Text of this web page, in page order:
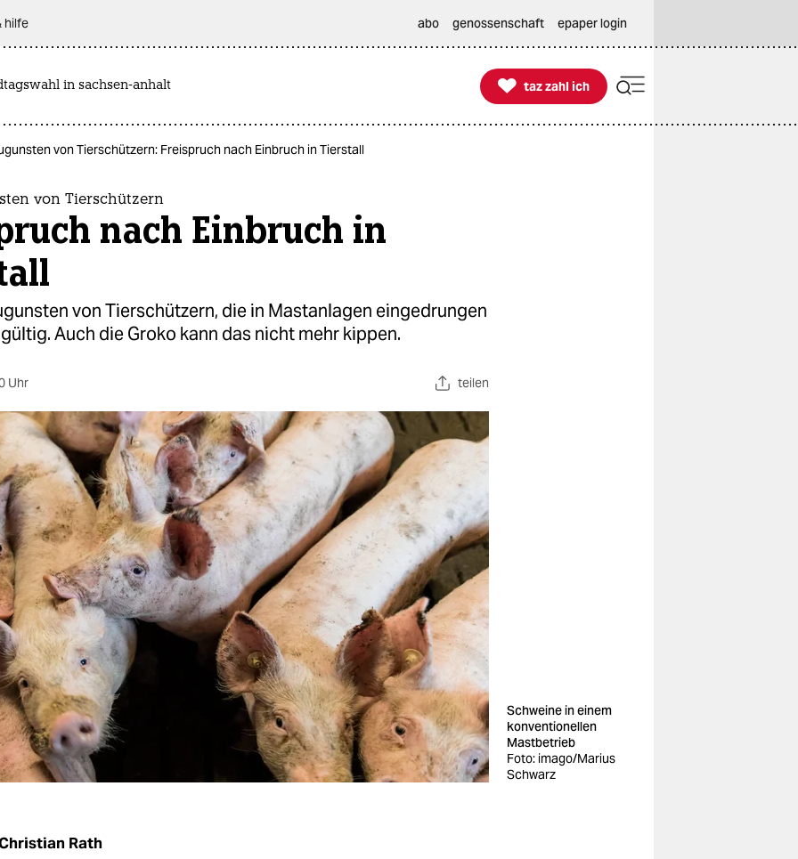
hilfe abo genossenschaft epaper login
in sachsen-anhalt 
taz zahl ich
taz zahl ich
von Tierschützern: Freispruch nach Einbruch in Tierstall
von Tierschützern
nach Einbruch in
von Tierschützern, die in Mastanlagen eingedrungen
Auch die Groko kann das nicht mehr kippen.
Uhr teilen
Schweine in einem
konventionellen
Mastbetrieb
Foto: imago/Marius
Schwarz
Rath